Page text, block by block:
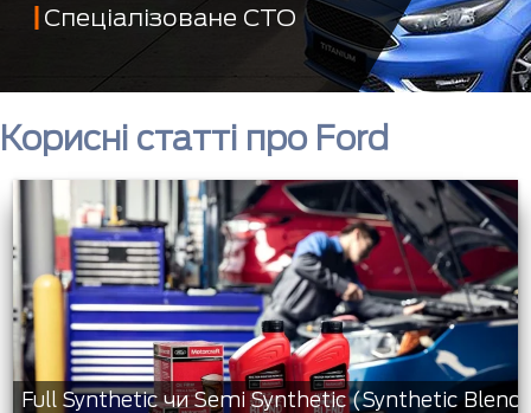
Спеціалізоване СТО
Корисні статті про Ford
Full Synthetic чи Semi Synthetic (Synthetic Blend